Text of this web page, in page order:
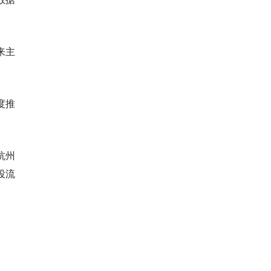
主
推
州
流